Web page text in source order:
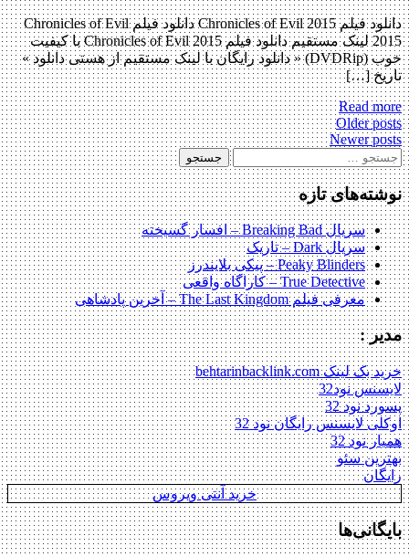
دانلود فیلم Chronicles of Evil 2015 دانلود فیلم Chronicles of Evil
2015 لینک مستقیم دانلود فیلم Chronicles of Evil 2015 با کیفیت
خوب (DVDRip) « دانلود رایگان با لینک مستقیم از هستی دانلود »
تاریخ […]
Read more
Posts
navigation
Older posts
Newer posts
جستجو
برای:
نوشته‌های تازه
سریال Breaking Bad – افسار گسیخته
سریال Dark – تاریک
Peaky Blinders – پیکی بلایندرز
True Detective – کاراگاه واقعی
معرفی فیلم The Last Kingdom – آخرین پادشاهی
مدیر :
خرید بک لینک behtarinbacklink.com
لایسنس نود32
پسورد نود 32
اوکلی لایسنس رایگان نود 32
همیار نود 32
بهترین سئو
رایگان
خرید آنتی ویروس
بایگانی‌ها